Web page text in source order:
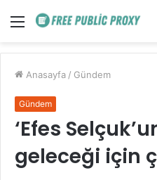
Menü
Anasayfa / Gündem
Gündem
‘Efes
geleceği için